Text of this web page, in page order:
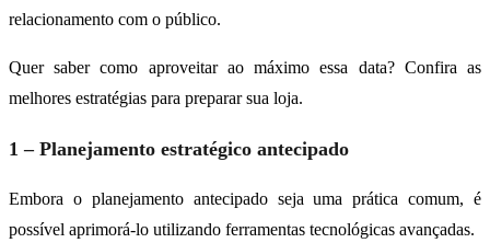
relacionamento com o público.
Quer saber como aproveitar ao máximo essa data? Confira as
melhores estratégias para preparar sua loja.
1 – Planejamento estratégico antecipado
Embora o planejamento antecipado seja uma prática comum, é
possível aprimorá-lo utilizando ferramentas tecnológicas avançadas.